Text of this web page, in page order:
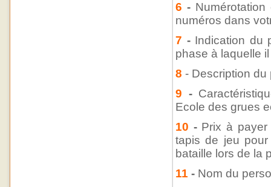
6 -Numérotation
numéros dans
7 - Indication du
phase à laquelle
8 - Description
9 -
Ecole des grues
10 - Prix à
tapis de jeu
bataille lors de la
11 - Nom du